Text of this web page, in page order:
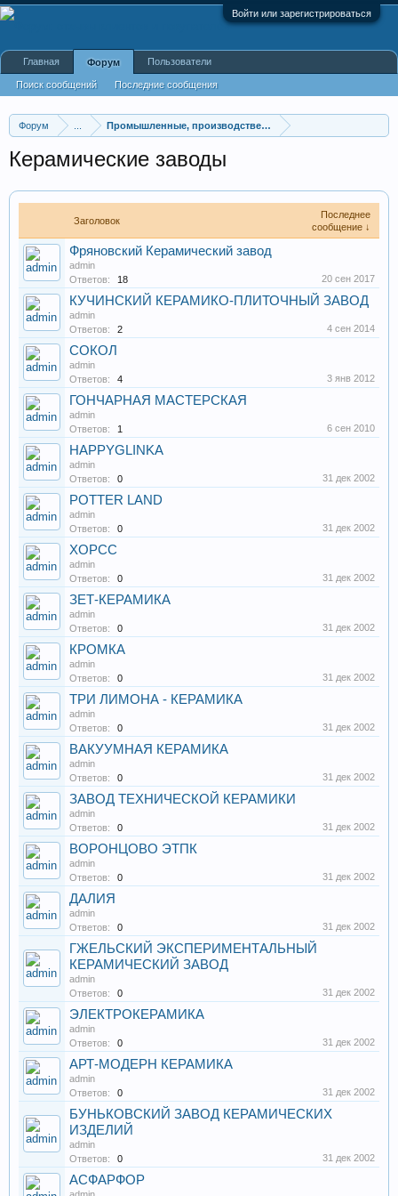
Войти или зарегистрироваться
Форум Промышленные, производственные и перерабатывающие
Керамические заводы
Заголовок
Последнее
сообщение ↓
Фряновский Керамический завод
admin
Ответов:
18 20 сен 2017
КУЧИНСКИЙ КЕРАМИКО-ПЛИТОЧНЫЙ ЗАВОД
admin
Ответов:
2 4 сен 2014
СОКОЛ
admin
Ответов:
4 3 янв 2012
ГОНЧАРНАЯ МАСТЕРСКАЯ
admin
Ответов:
1 6 сен 2010
HAPPYGLINKA
admin
Ответов:
0 31 дек 2002
POTTER LAND
admin
Ответов:
0 31 дек 2002
ХОРСС
admin
Ответов:
0 31 дек 2002
ЗЕТ-КЕРАМИКА
admin
Ответов:
0 31 дек 2002
КРОМКА
admin
Ответов:
0 31 дек 2002
ТРИ ЛИМОНА - КЕРАМИКА
admin
Ответов:
0 31 дек 2002
ВАКУУМНАЯ КЕРАМИКА
admin
Ответов:
0 31 дек 2002
ЗАВОД ТЕХНИЧЕСКОЙ КЕРАМИКИ
admin
Ответов:
0 31 дек 2002
ВОРОНЦОВО ЭТПК
admin
Ответов:
0 31 дек 2002
ДАЛИЯ
admin
Ответов:
0 31 дек 2002
ГЖЕЛЬСКИЙ ЭКСПЕРИМЕНТАЛЬНЫЙ
КЕРАМИЧЕСКИЙ ЗАВОД
admin
Ответов:
0 31 дек 2002
ЭЛЕКТРОКЕРАМИКА
admin
Ответов:
0 31 дек 2002
АРТ-МОДЕРН КЕРАМИКА
admin
Ответов:
0 31 дек 2002
БУНЬКОВСКИЙ ЗАВОД КЕРАМИЧЕСКИХ
ИЗДЕЛИЙ
admin
Ответов:
0 31 дек 2002
АСФАРФОР
Главная Форум
Поиск сообщений Последние сообщения
Пользователи